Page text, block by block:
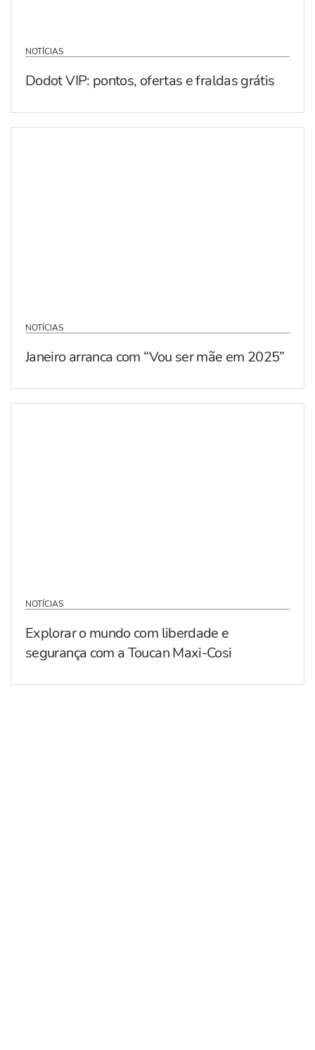
NOTÍCIAS
Dodot VIP: pontos, ofertas e fraldas grátis
NOTÍCIAS
Janeiro arranca com “Vou ser mãe em 2025”
NOTÍCIAS
Explorar o mundo com liberdade e
segurança com a Toucan Maxi-Cosi